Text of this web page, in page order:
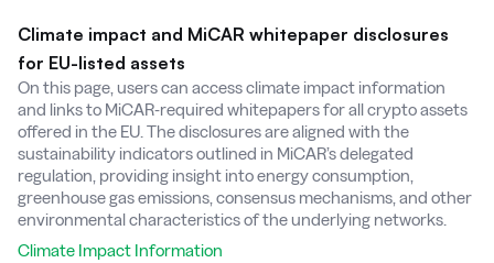
Climate impact and MiCAR whitepaper disclosures
for EU-listed assets
On this page, users can access climate impact information
and links to MiCAR-required whitepapers for all crypto assets
offered in the EU. The disclosures are aligned with the
sustainability indicators outlined in MiCAR’s delegated
regulation, providing insight into energy consumption,
greenhouse gas emissions, consensus mechanisms, and other
environmental characteristics of the underlying networks.
Climate Impact Information